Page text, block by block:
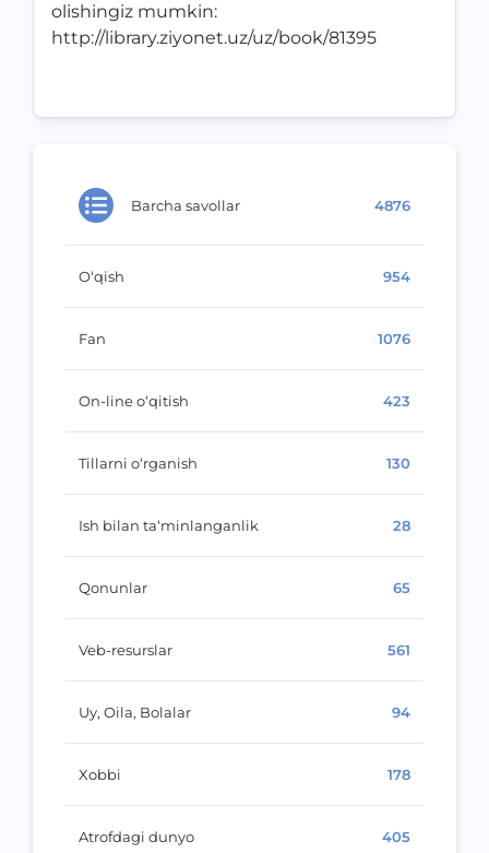
olishingiz mumkin:
http://library.ziyonet.uz/uz/book/81395
Barcha savollar 4876
O‘qish 954
Fan 1076
On-line o‘qitish 423
Tillarni o‘rganish 130
Ish bilan ta‘minlanganlik 28
Qonunlar 65
Veb-resurslar 561
Uy, Oila, Bolalar 94
Xobbi 178
Atrofdagi dunyo 405